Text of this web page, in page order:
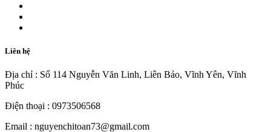
Liên hệ
Địa chỉ : Số 114 Nguyễn Văn Linh, Liên Bảo, Vĩnh Yên, Vĩnh
Phúc
Điện thoại : 0973506568
Email : nguyenchitoan73@gmail.com